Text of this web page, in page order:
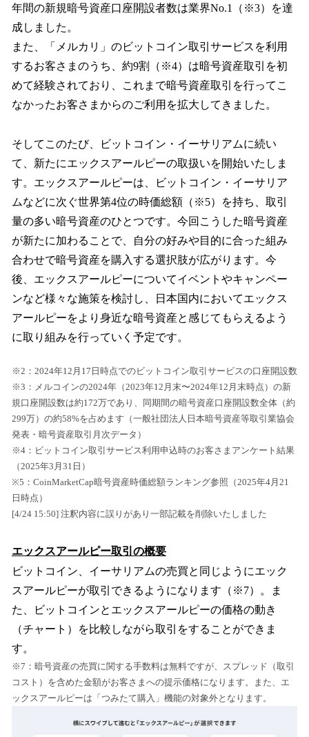
年間の新規暗号資産口座開設者数は業界No.1（※3）を達
成しました。
また、「メルカリ」のビットコイン取引サービスを利用
するお客さまのうち、約9割（※4）は暗号資産取引を初
めて経験されており、これまで暗号資産取引を行ってこ
なかったお客さまからのご利用を拡大してきました。
そしてこのたび、ビットコイン・イーサリアムに続い
て、新たにエックスアールピーの取扱いを開始いたしま
す。エックスアールピーは、ビットコイン・イーサリア
ムなどに次ぐ世界第4位の時価総額（※5）を持ち、取引
量の多い暗号資産のひとつです。今回こうした暗号資産
が新たに加わることで、自分の好みや目的に合った組み
合わせで暗号資産を購入する選択肢が広がります。今
後、エックスアールピーについてイベントやキャンペー
ンなど様々な施策を検討し、日本国内においてエックス
アールピーをより身近な暗号資産と感じてもらえるよう
に取り組みを行っていく予定です。
※2：2024年12月17日時点でのビットコイン取引サービスの口座開設数
※3：メルコインの2024年（2023年12月末〜2024年12月末時点）の新
規口座開設数は約172万であり、同期間の暗号資産口座開設数全体（約
299万）の約58%を占めます（一般社団法人日本暗号資産等取引業協会
発表・暗号資産取引月次データ）
※4：ビットコイン取引サービス利用申込時のお客さまアンケート結果
（2025年3月31日）
※5：CoinMarketCap暗号資産時価総額ランキング参照（2025年4月21
日時点）
[4/24 15:50] 注釈内容に誤りがあり一部記載を削除いたしました
エックスアールピー取引の概要
ビットコイン、イーサリアムの売買と同じようにエック
スアールピーが取引できるようになります（※7）。ま
た、ビットコインとエックスアールピーの価格の動き
（チャート）を比較しながら取引をすることができま
す。
※7：暗号資産の売買に関する手数料は無料ですが、スプレッド（取引
コスト）を含めた金額がお客さまへの提示価格になります。また、エ
ックスアールピーは「つみたて購入」機能の対象外となります。